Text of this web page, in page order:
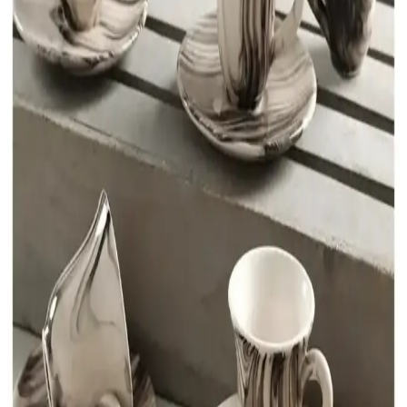
Emaye kahve fincanları, dayanıklılığı ve estetik tasarımıyla kahve
kültüründe önemli bir yer tutar. Çok yönlü kullanımıyla ev, kafe ve
açık hava etkinliklerinde tercih edilir.
Kahve Fincanı Dekorasyon Seçenekleri: Estetik ve
Fonksiyonelliğin Buluşması
Kahve fincanları, estetik ve fonksiyonelliği bir araya getirerek yaşam
alanlarına kişisel tarz katmanın anahtarıdır. Farklı tarz ve
malzemelerle dekorasyon seçenekleri sunar.
İnce Uzun Kahve Fincanlarının Dekorasyondaki
Yeri ve Kullanım Avantajları
İnce uzun kahve fincanları, şık görünümleri ve fonksiyonellikleriyle
modern dekorasyonun vazgeçilmez parçalarıdır. Malzeme çeşitliliği
ve kullanım alanlarıyla iç mekanlara zarafet katıyor.
Emsan Kahve Takımı: Estetik ve Fonksiyonellik
Sunan Mutfak Dekorasyon Ürünü